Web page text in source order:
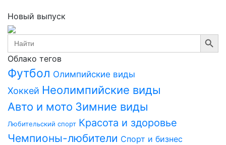
Новый выпуск
Search
for:
Search Button
Облако тегов
Футбол Олимпийские виды
Хоккей Неолимпийские виды
Авто и мото Зимние виды
Любительский спорт Красота и здоровье
Чемпионы-любители Спорт и бизнес